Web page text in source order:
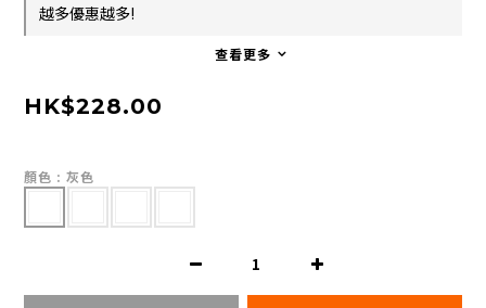
越多優惠越多!
查看更多
HK$228.00
顏色 : 灰色